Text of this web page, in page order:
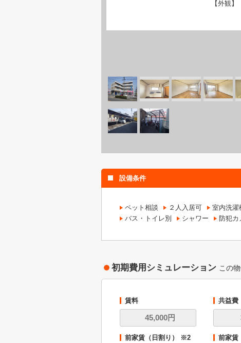
【外観】
設備条件
ペット相談 ２人入居可 室内洗濯
バス・トイレ別
シャワー 防犯カ
初期費用シミュレーション この
賃料 共益費
前家賃（日割り） ※2 前家賃